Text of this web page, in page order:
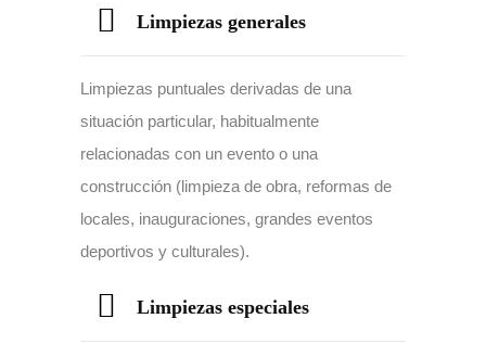
Limpiezas generales
Limpiezas puntuales derivadas de una
situación particular, habitualmente
relacionadas con un evento o una
construcción (limpieza de obra, reformas de
locales, inauguraciones, grandes eventos
deportivos y culturales).
Limpiezas especiales